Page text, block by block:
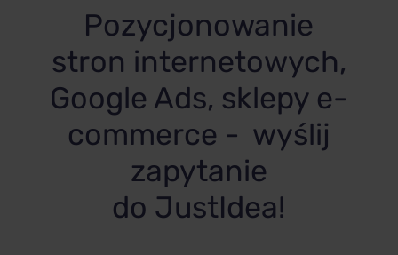
Pozycjonowanie
stron internetowych,
Google Ads, sklepy e-
commerce - wyślij
zapytanie
do JustIdea!